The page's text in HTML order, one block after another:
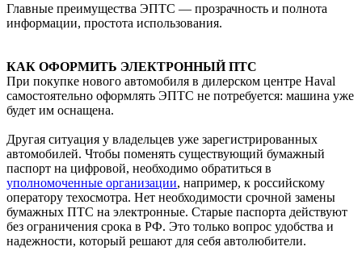
Главные преимущества ЭПТС — прозрачность и полнота
информации, простота использования.
КАК ОФОРМИТЬ ЭЛЕКТРОННЫЙ ПТС
При покупке нового автомобиля в дилерском центре Haval
самостоятельно оформлять ЭПТС не потребуется: машина уже
будет им оснащена.
Другая ситуация у владельцев уже зарегистрированных
автомобилей. Чтобы поменять существующий бумажный
паспорт на цифровой, необходимо обратиться в
уполномоченные организации, например, к российскому
оператору техосмотра. Нет необходимости срочной замены
бумажных ПТС на электронные. Старые паспорта действуют
без ограничения срока в РФ. Это только вопрос удобства и
надежности, который решают для себя автолюбители.